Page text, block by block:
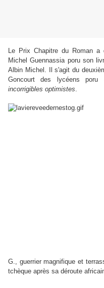
Le Prix Chapitre du Roman
Michel Guennassia poru son
Albin Michel. Il s'agit du
Goncourt des lycéens
incorrigibles optimistes.
G., guerrier magnifique et
tchèque après sa déroute